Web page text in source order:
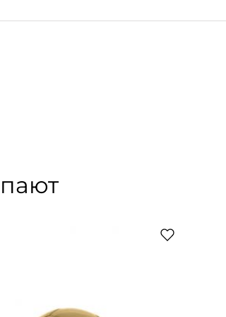
избегайте скопления влаги в местах